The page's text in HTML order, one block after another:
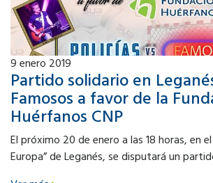
9enero 2019
Partido solidario en
Famosos a favor de la
Huérfanos CNP
El próximo 20 de enero a las 18 horas, en
Europa” de Leganés, se disputará un